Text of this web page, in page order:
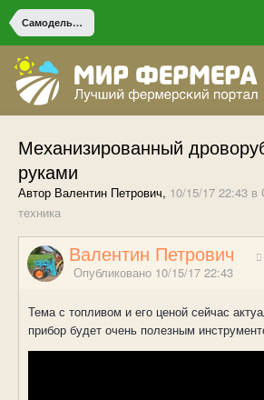
Самодельная сельхоз техника
Механизированный
руками
Автор Валентин Петрович, 10/15/17 22:43 в
техника
Валентин Петрович
Опубликовано 10/15/17 22:43
Тема с топливом и его ценой сейчас
прибор будет очень полезным